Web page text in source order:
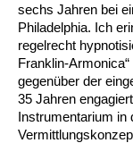
sechs Jahren bei
Philadelphia. Ich
regelrecht
Franklin-
gegenüber der
35 Jahren
Instrumentarium in